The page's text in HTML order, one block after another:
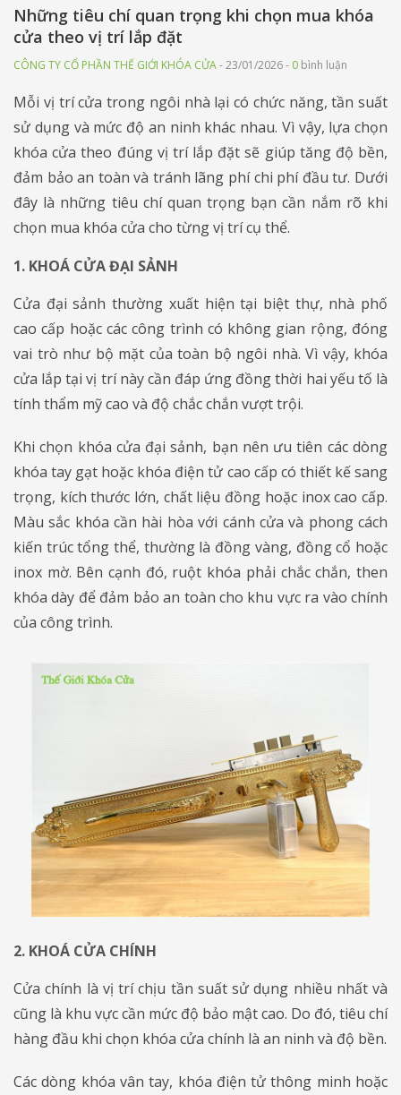
Những tiêu chí quan trọng khi chọn mua khóa
cửa theo vị trí lắp đặt
CÔNG TY CỔ PHẦN THẾ GIỚI KHÓA CỬA- 23/01/2026 - 0 bình luận
Mỗi vị trí cửa trong ngôi nhà lại có chức năng, tần suất
sử dụng và mức độ an ninh khác nhau. Vì vậy, lựa chọn
khóa cửa theo đúng vị trí lắp đặt sẽ giúp tăng độ bền,
đảm bảo an toàn và tránh lãng phí chi phí đầu tư. Dưới
đây là những tiêu chí quan trọng bạn cần nắm rõ khi
chọn mua khóa cửa cho từng vị trí cụ thể.
1. KHOÁ CỬA ĐẠI SẢNH
Cửa đại sảnh thường xuất hiện tại biệt thự, nhà phố
cao cấp hoặc các công trình có không gian rộng, đóng
vai trò như bộ mặt của toàn bộ ngôi nhà. Vì vậy, khóa
cửa lắp tại vị trí này cần đáp ứng đồng thời hai yếu tố là
tính thẩm mỹ cao và độ chắc chắn vượt trội.
Khi chọn khóa cửa đại sảnh, bạn nên ưu tiên các dòng
khóa tay gạt hoặc khóa điện tử cao cấp có thiết kế sang
trọng, kích thước lớn, chất liệu đồng hoặc inox cao cấp.
Màu sắc khóa cần hài hòa với cánh cửa và phong cách
kiến trúc tổng thể, thường là đồng vàng, đồng cổ hoặc
inox mờ. Bên cạnh đó, ruột khóa phải chắc chắn, then
khóa dày để đảm bảo an toàn cho khu vực ra vào chính
của công trình.
2. KHOÁ CỬA CHÍNH
Cửa chính là vị trí chịu tần suất sử dụng nhiều nhất và
cũng là khu vực cần mức độ bảo mật cao. Do đó, tiêu chí
hàng đầu khi chọn khóa cửa chính là an ninh và độ bền.
Các dòng khóa vân tay, khóa điện tử thông minh hoặc